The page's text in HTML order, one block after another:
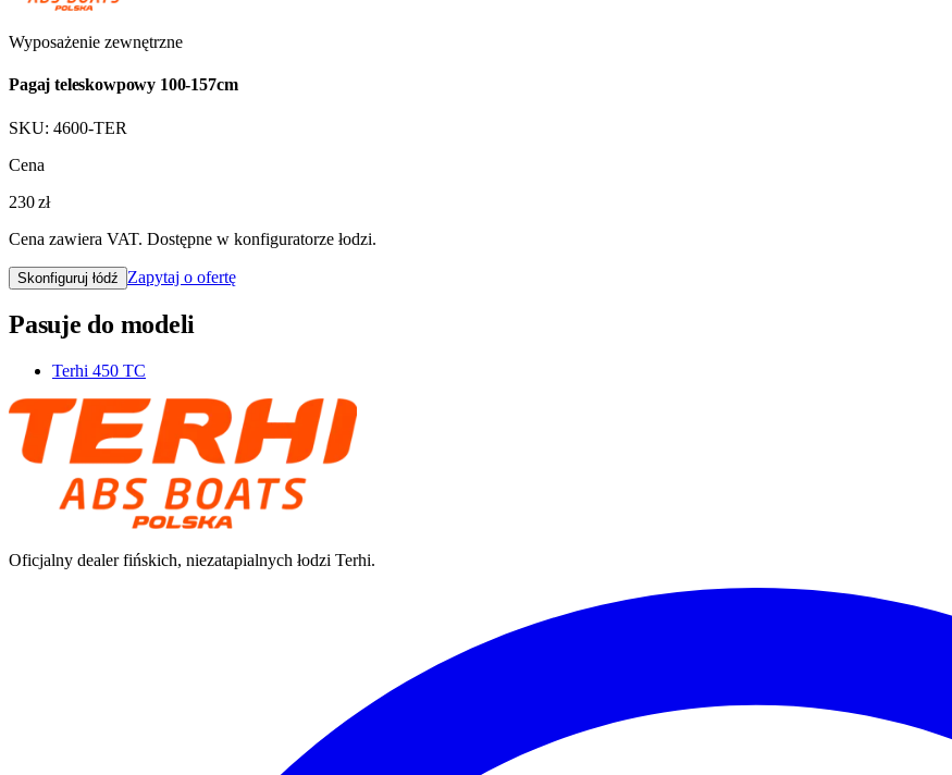
Wyposażenie zewnętrzne
Pagaj teleskowpowy 100-157cm
SKU: 4600-TER
Cena
230 zł
Cena zawiera VAT. Dostępne w konfiguratorze łodzi.
Skonfiguruj łódź Zapytaj o ofertę
Pasuje do modeli
Terhi 450 TC
Oficjalny dealer fińskich, niezatapialnych łodzi Terhi.